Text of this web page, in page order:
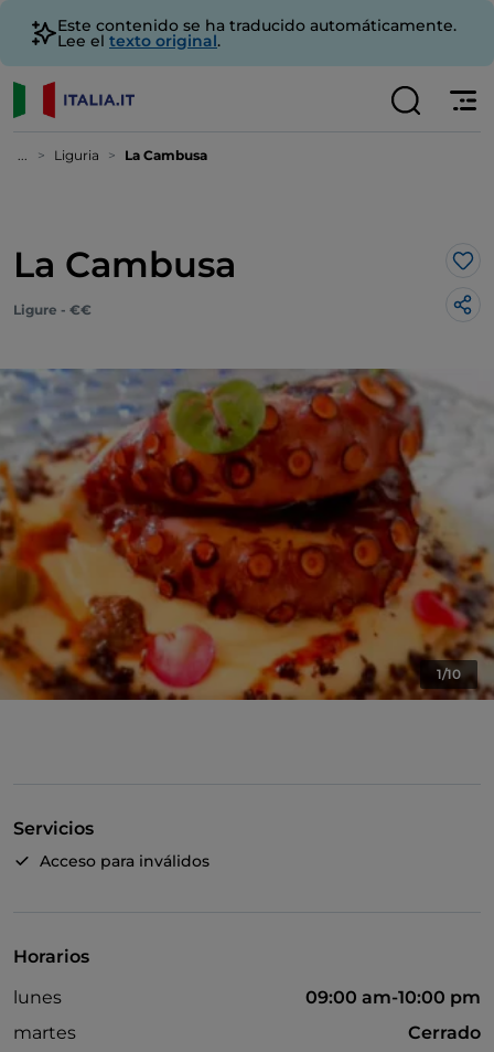
Este contenido se ha traducido automáticamente.
Lee el texto original.
... Liguria La Cambusa
La Cambusa Me
Ligure - €€
1/10
Servicios
Acceso para inválidos
Horarios
lunes
09:00 am-10:00 pm
martes
Cerrado